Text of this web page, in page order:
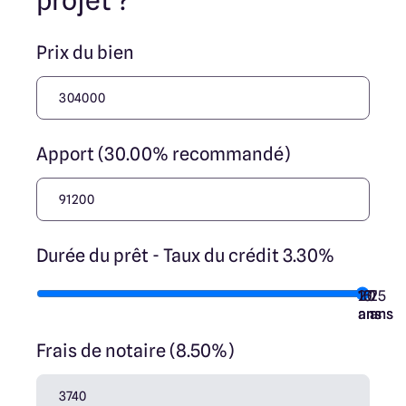
Prix du bien
Apport (30.00% recommandé)
Durée du prêt - Taux du crédit 3.30%
7
ans
10
ans
15
ans
20
ans
25
ans
Frais de notaire (8.50%)